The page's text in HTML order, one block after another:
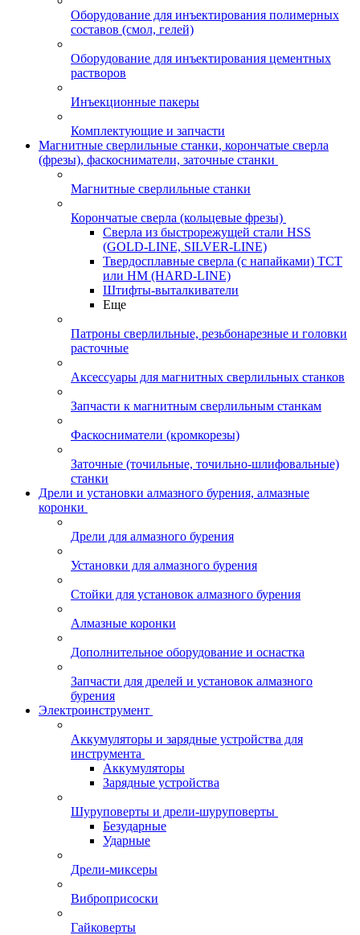
Оборудование для инъектирования полимерных
составов (смол, гелей)
Оборудование для инъектирования цементных
растворов
Инъекционные пакеры
Комплектующие и запчасти
Магнитные сверлильные станки, корончатые сверла
(фрезы), фаскосниматели, заточные станки
Магнитные сверлильные станки
Корончатые сверла (кольцевые фрезы)
Сверла из быстрорежущей стали HSS
(GOLD-LINE, SILVER-LINE)
Твердосплавные сверла (с напайками) ТСТ
или HM (HARD-LINE)
Штифты-выталкиватели
Еще
Патроны сверлильные, резьбонарезные и головки
расточные
Аксессуары для магнитных сверлильных станков
Запчасти к магнитным сверлильным станкам
Фаскосниматели (кромкорезы)
Заточные (точильные, точильно-шлифовальные)
станки
Дрели и установки алмазного бурения, алмазные
коронки
Дрели для алмазного бурения
Установки для алмазного бурения
Стойки для установок алмазного бурения
Алмазные коронки
Дополнительное оборудование и оснастка
Запчасти для дрелей и установок алмазного
бурения
Электроинструмент
Аккумуляторы и зарядные устройства для
инструмента
Аккумуляторы
Зарядные устройства
Шуруповерты и дрели-шуруповерты
Безударные
Ударные
Дрели-миксеры
Виброприсоски
Гайковерты